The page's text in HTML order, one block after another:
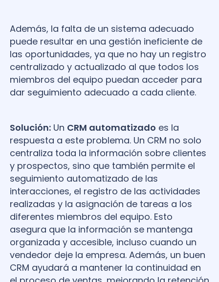
Además, la falta de un sistema adecuado
puede resultar en una gestión ineficiente de
las oportunidades, ya que no hay un registro
centralizado y actualizado al que todos los
miembros del equipo puedan acceder para
dar seguimiento adecuado a cada cliente.
Solución: Un CRM automatizado es la
respuesta a este problema. Un CRM no solo
centraliza toda la información sobre clientes
y prospectos, sino que también permite el
seguimiento automatizado de las
interacciones, el registro de las actividades
realizadas y la asignación de tareas a los
diferentes miembros del equipo. Esto
asegura que la información se mantenga
organizada y accesible, incluso cuando un
vendedor deje la empresa. Además, un buen
CRM ayudará a mantener la continuidad en